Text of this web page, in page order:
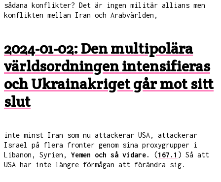
sådana konflikter? Det är ingen militär allians men
konflikten mellan Iran och Arabvärlden,
2024-01-02: Den multipolära
världsordningen intensifieras
och Ukrainakriget går mot sitt
slut
inte minst Iran som nu attackerar USA, attackerar
Israel på flera fronter genom sina proxygrupper i
Libanon, Syrien, Yemen och så vidare. (167.1 ) Så att
USA har inte längre förmågan att förändra sig.